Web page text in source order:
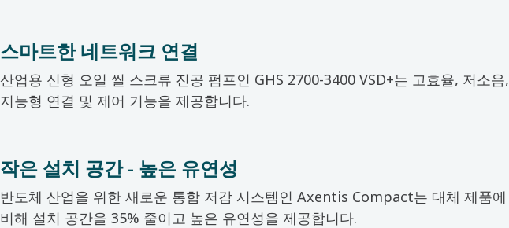
스마트한 네트워크 연결
산업용 신형 오일 씰 스크류 진공 펌프인 GHS 2700-3400 VSD+는 고효율, 저소음,
지능형 연결 및 제어 기능을 제공합니다.
작은 설치 공간 - 높은 유연성
반도체 산업을 위한 새로운 통합 저감 시스템인 Axentis Compact는 대체 제품에
비해 설치 공간을 35% 줄이고 높은 유연성을 제공합니다.